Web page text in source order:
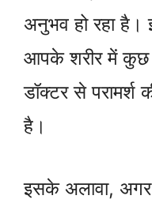
अनुभव हो रहा
आपके शरीर में कुछ
डॉक्टर से
है।
इसके अलावा, अगर